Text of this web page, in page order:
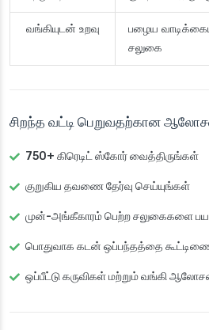
வங்கியுடன் உறவு
பழைய
சலுகை
சிறந்த வட்டி பெறுவதற்கான
750+ கிரெடிட் ஸ்கோர்வைத்திருங்கள்
குறுகிய தவணைதேர்வு செய்யுங்கள்
முன்-அங்கீகாரம் பெற்ற சலுகைகளை
பொதுவாக கடன் ஒப்பந்தத்தை
ஒப்பீட்டு கருவிகள்மற்றும் வங்கி